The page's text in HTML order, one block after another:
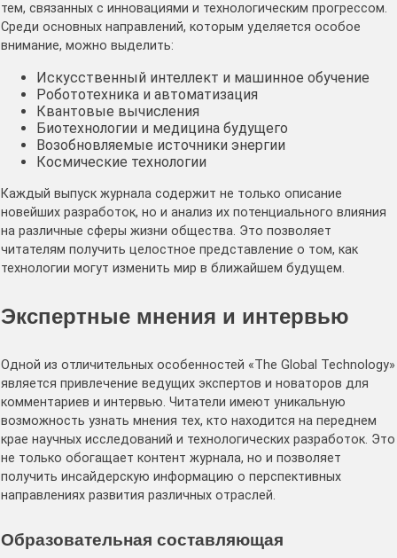
тем, связанных с инновациями и технологическим прогрессом.
Среди основных направлений, которым уделяется особое
внимание, можно выделить:
Искусственный интеллект и машинное обучение
Робототехника и автоматизация
Квантовые вычисления
Биотехнологии и медицина будущего
Возобновляемые источники энергии
Космические технологии
Каждый выпуск журнала содержит не только описание
новейших разработок, но и анализ их потенциального влияния
на различные сферы жизни общества. Это позволяет
читателям получить целостное представление о том, как
технологии могут изменить мир в ближайшем будущем.
Экспертные мнения и интервью
Одной из отличительных особенностей «The Global Technology»
является привлечение ведущих экспертов и новаторов для
комментариев и интервью. Читатели имеют уникальную
возможность узнать мнения тех, кто находится на переднем
крае научных исследований и технологических разработок. Это
не только обогащает контент журнала, но и позволяет
получить инсайдерскую информацию о перспективных
направлениях развития различных отраслей.
Образовательная составляющая